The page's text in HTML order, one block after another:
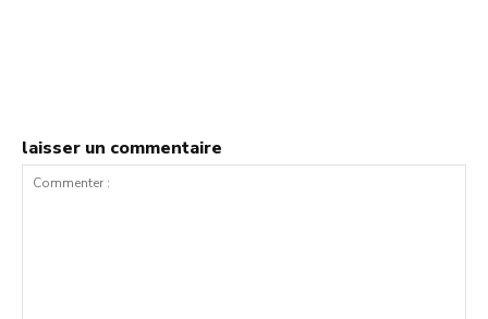
laisser un commentaire